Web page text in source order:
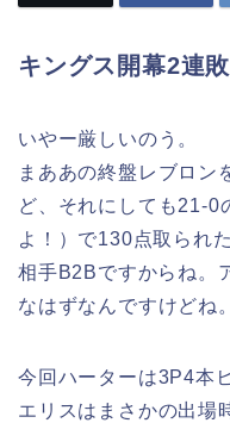
キングス開幕2連敗
いやー厳しいのう。
まああの終盤レブロン
ど、それにしても21-0
よ！）で130点取られ
相手B2Bですからね。
なはずなんですけどね。
今回ハーターは3P4本
エリスはまさかの出場